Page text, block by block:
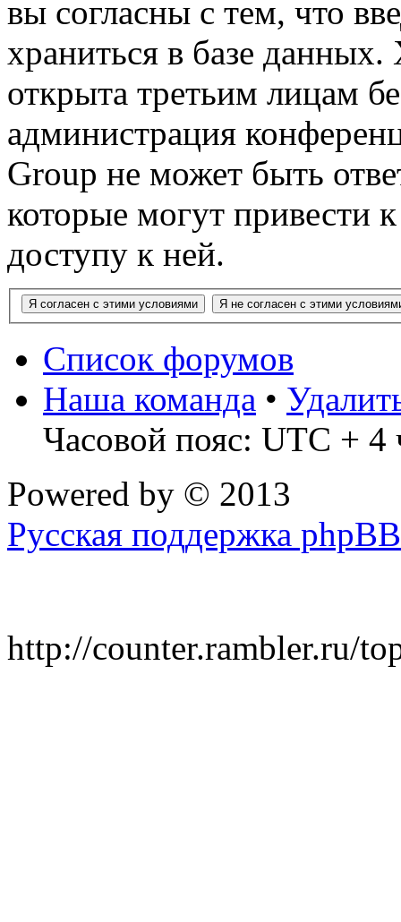
вы согласны с тем, что
храниться в базе
открыта третьим лицам
администрация
Group не может быть
которые могут привести
доступу к ней.
Список форумов
Наша команда •
Часовой пояс: UTC + 4
Powered by © 2013
Русская поддержка phpBB
http://counter.rambler.ru/